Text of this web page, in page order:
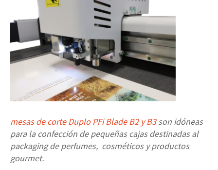
mesas de corte Duplo PFi Blade B2 y B3son idóneas
para la confección de pequeñas cajas destinadas al
packaging de perfumes, cosméticos y productos
gourmet.